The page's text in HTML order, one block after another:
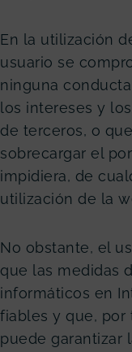
En la utilización
usuario se
ninguna
los intereses y
de terceros, o
sobrecargar el
impidiera, de
utilización de la
No obstante, el
que las medidas
informáticos en
fiables y que, por
puede garantizar